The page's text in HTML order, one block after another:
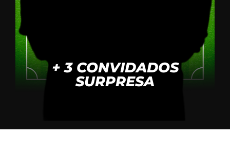
+ 3 CONVIDADOS
SURPRESA